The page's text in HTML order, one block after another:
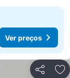
Ver preços
Partilhar